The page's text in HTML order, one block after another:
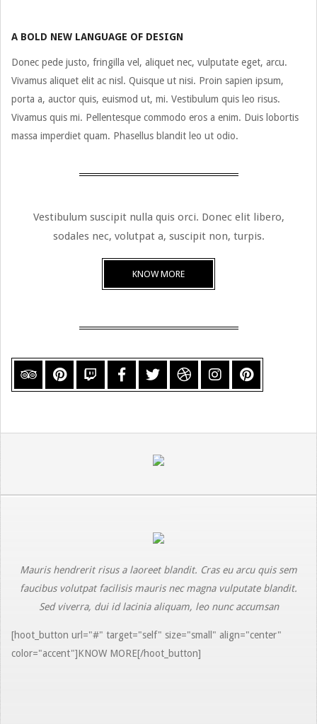
A BOLD NEW LANGUAGE OF DESIGN
Donec pede justo, fringilla vel, aliquet nec, vulputate eget, arcu.
Vivamus aliquet elit ac nisl. Quisque ut nisi. Proin sapien ipsum,
porta a, auctor quis, euismod ut, mi. Vestibulum quis leo risus.
Vivamus quis mi. Pellentesque commodo eros a enim. Duis lobortis
massa imperdiet quam. Phasellus blandit leo ut odio.
Vestibulum suscipit nulla quis orci. Donec elit libero,
sodales nec, volutpat a, suscipit non, turpis.
KNOW MORE
Mauris hendrerit risus a laoreet blandit. Cras eu arcu quis sem
faucibus volutpat facilisis mauris nec magna vulputate blandit.
Sed viverra, dui id lacinia aliquam, leo nunc accumsan
[hoot_button url="#" target="self" size="small" align="center"
color="accent"]KNOW MORE[/hoot_button]